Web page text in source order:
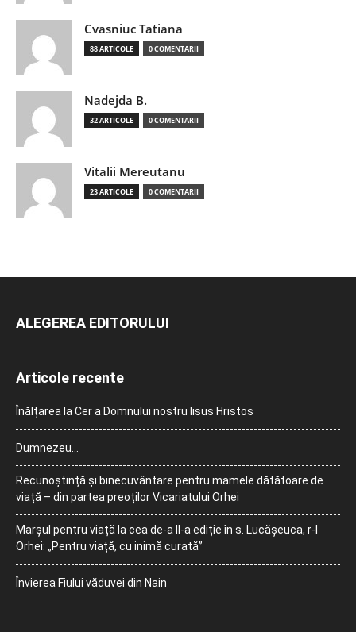
Cvasniuc Tatiana
88 ARTICOLE 0 COMENTARII
Nadejda B.
32 ARTICOLE 0 COMENTARII
Vitalii Mereutanu
23 ARTICOLE 0 COMENTARII
ALEGEREA EDITORULUI
Articole recente
Înălțarea la Cer a Domnului nostru Iisus Hristos
Dumnezeu…
Recunoștință și binecuvântare pentru mamele dătătoare de
viață – din partea preoților Vicariatului Orhei
Marșul pentru viață la cea de-a II-a ediție în s. Lucășeuca, r-l
Orhei: „Pentru viață, cu inimă curată”
Învierea Fiului văduvei din Nain